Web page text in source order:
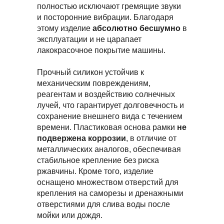
полностью исключают гремящие звуки
и посторонние вибрации. Благодаря
этому изделие абсолютно бесшумно в
эксплуатации и не царапает
лакокрасочное покрытие машины.
Прочный силикон устойчив к
механическим повреждениям,
реагентам и воздействию солнечных
лучей, что гарантирует долговечность и
сохранение внешнего вида с течением
времени. Пластиковая основа рамки не
подвержена коррозии, в отличие от
металлических аналогов, обеспечивая
стабильное крепление без риска
ржавчины. Кроме того, изделие
оснащено множеством отверстий для
крепления на саморезы и дренажными
отверстиями для слива воды после
мойки или дождя.